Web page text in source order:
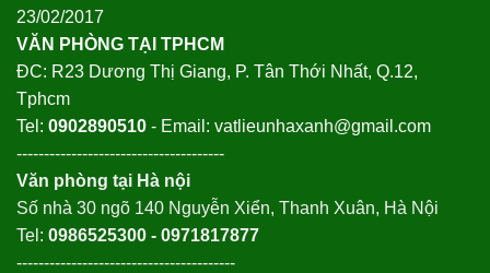
23/02/2017
VĂN PHÒNG TẠI TPHCM
ĐC: R23 Dương Thị Giang, P. Tân Thới Nhất, Q.12,
Tphcm
Tel: 0902890510 - Email: vatlieunhaxanh@gmail.com
--------------------------------------
Văn phòng tại Hà nội
Số nhà 30 ngõ 140 Nguyễn Xiển, Thanh Xuân, Hà Nội
Tel: 0986525300 - 0971817877
----------------------------------------